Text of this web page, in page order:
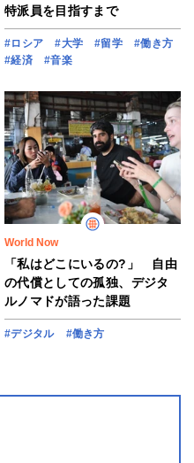
特派員を目指すまで
#ロシア #大学 #留学
#働き方
#経済
#音楽
World Now
「私はどこにいるの?」 自由
の代償としての孤独、デジタ
ルノマドが語った課題
#デジタル #働き方